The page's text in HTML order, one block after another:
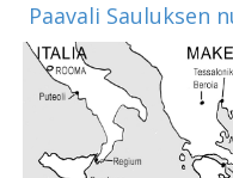
Paavali Sauluksen